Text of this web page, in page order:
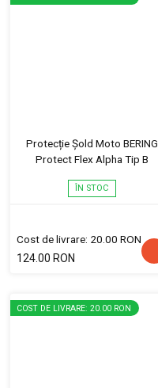
Protecție Șold Moto BERING
Protect Flex Alpha Tip B
ÎN STOC
Cost de livrare: 20.00 RON
124.00 RON
COST DE LIVRARE: 20.00 RON